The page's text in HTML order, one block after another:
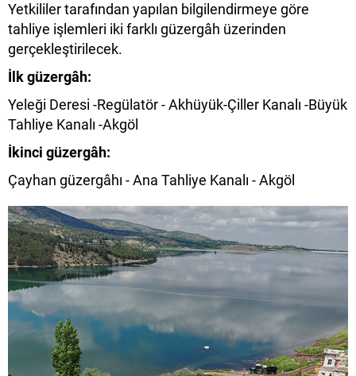
Yetkililer tarafından yapılan bilgilendirmeye göre
tahliye işlemleri iki farklı güzergâh üzerinden
gerçekleştirilecek.
İlk güzergâh:
Yeleği Deresi -Regülatör - Akhüyük-Çiller Kanalı -Büyük
Tahliye Kanalı -Akgöl
İkinci güzergâh:
Çayhan güzergâhı - Ana Tahliye Kanalı - Akgöl